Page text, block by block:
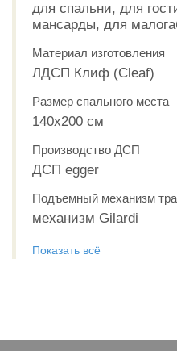
для спальни, для
мансарды, для
Материал изготовления
ЛДСП Клиф (Cleaf)
Размер спального места
140х200 см
Производство ДСП
ДСП egger
Подъемный механизм
механизм Gilardi
Показать всё